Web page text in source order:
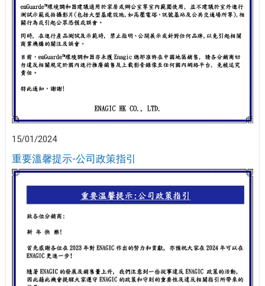
15/01/2024
重要溫馨提示-公司政策指引